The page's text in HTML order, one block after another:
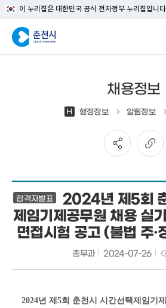
이 누리집은 대한민국 공식 전자정부 누리집입니
채용정보
H 행정정보 알림정보
합격자발표
2024년 제5회
제임기제공무원 채용 실
면접시험 공고 (불법 주·
총무과 2024-07-26
2024년 제 5회 춘천시 시간선택제임기